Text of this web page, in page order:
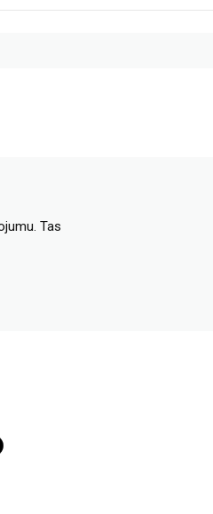
Tas